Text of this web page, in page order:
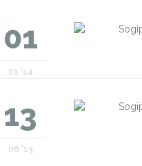
01
01 '14
13
08 '13